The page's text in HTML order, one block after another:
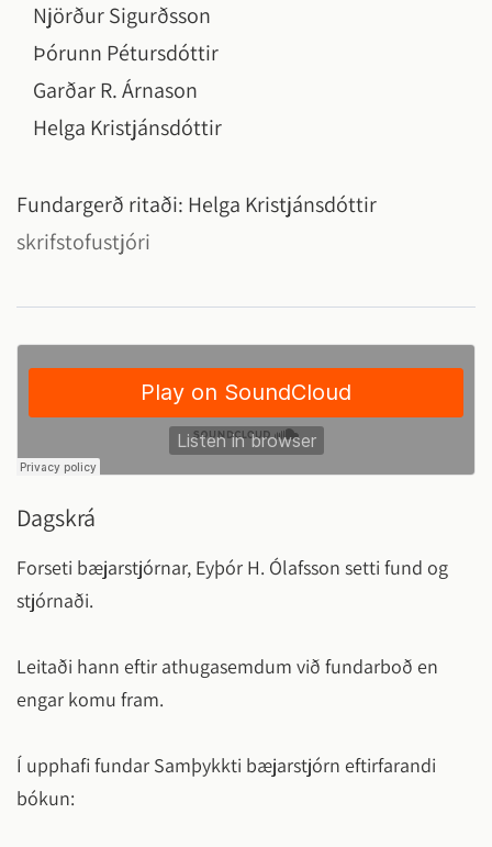
Njörður Sigurðsson
Þórunn Pétursdóttir
Garðar R. Árnason
Helga Kristjánsdóttir
Fundargerð ritaði: Helga Kristjánsdóttir
skrifstofustjóri
Dagskrá
Forseti bæjarstjórnar, Eyþór H. Ólafsson setti fund og
stjórnaði.
Leitaði hann eftir athugasemdum við fundarboð en
engar komu fram.
Í upphafi fundar Samþykkti bæjarstjórn eftirfarandi
bókun: